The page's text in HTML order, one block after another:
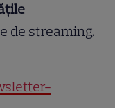
de streaming.